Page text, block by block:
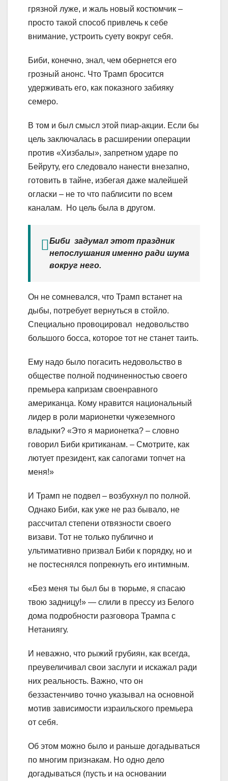
грязной луже, и жаль новый костюмчик –
просто такой способ привлечь к себе
внимание, устроить суету вокруг себя.
Биби, конечно, знал, чем обернется его
грозный анонс. Что Трамп бросится
удерживать его, как показного забияку
семеро.
В том и был смысл этой пиар-акции. Если бы
цель заключалась в расширении операции
против «Хизбалы», запретном ударе по
Бейруту, его следовало нанести внезапно,
готовить в тайне, избегая даже малейшей
огласки – не то что паблисити по всем
каналам. Но цель была в другом.
Биби задумал этот праздник
непослушания именно ради шума
вокруг него.
Он не сомневался, что Трамп встанет на
дыбы, потребует вернуться в стойло.
Специально провоцировал недовольство
большого босса, которое тот не станет таить.
Ему надо было погасить недовольство в
обществе полной подчиненностью своего
премьера капризам своенравного
американца. Кому нравится национальный
лидер в роли марионетки чужеземного
владыки? «Это я марионетка? – словно
говорил Биби критиканам. – Смотрите, как
лютует президент, как сапогами топчет на
меня!»
И Трамп не подвел – возбухнул по полной.
Однако Биби, как уже не раз бывало, не
рассчитал степени отвязности своего
визави. Тот не только публично и
ультимативно призвал Биби к порядку, но и
не постеснялся попрекнуть его интимным.
«Без меня ты был бы в тюрьме, я спасаю
твою задницу!» — слили в прессу из Белого
дома подробности разговора Трампа с
Нетаниягу.
И неважно, что рыжий грубиян, как всегда,
преувеличивал свои заслуги и искажал ради
них реальность. Важно, что он
беззастенчиво точно указывал на основной
мотив зависимости израильского премьера
от себя.
Об этом можно было и раньше догадываться
по многим признакам. Но одно дело
догадываться (пусть и на основании